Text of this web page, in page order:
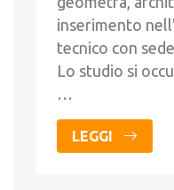
inserimento
tecnico con
Lo studio si
…
LEGGI